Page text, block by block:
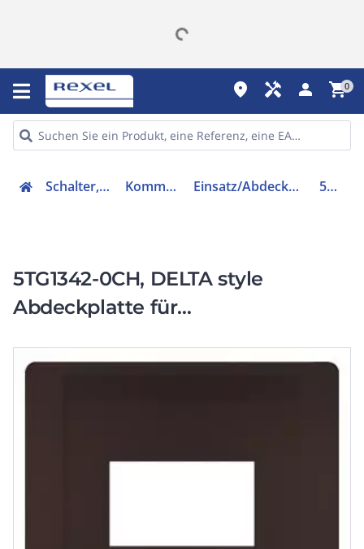
place handyman person shopping_cart0
Schalter, Steckdosen, Stecker Kommunikationstechnik Einsatz/Abdeckung für Kommunikationstechnik 5TG13420CH
5TG1342-0CH, DELTA style
Abdeckplatte für
Multimediaanschlüsse, schoko